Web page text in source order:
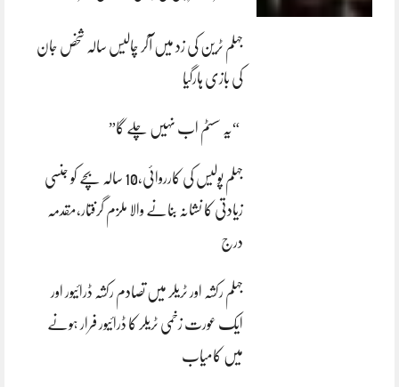
جہلم ٹرین کی زد میں آکر چالیس سالہ شخص جان
کی بازی ہارگیا
“یہ سسٹم اب نہیں چلے گا”
جہلم پولیس کی کارروائی،10 سالہ بچے کو جنسی
زیادتی کا نشانہ بنانے والا ملزم گرفتار،مقدمہ
درج
جہلم رکشہ اور ٹریلر میں تصادم رکشہ ڈرائیور اور
ایک عورت زخمی ٹریلر کا ڈرائیور فرار ہونے
میں کامیاب